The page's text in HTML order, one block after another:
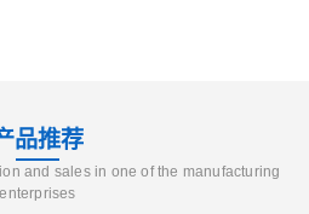
品推荐
and sales in one of the manufacturing
enterprises